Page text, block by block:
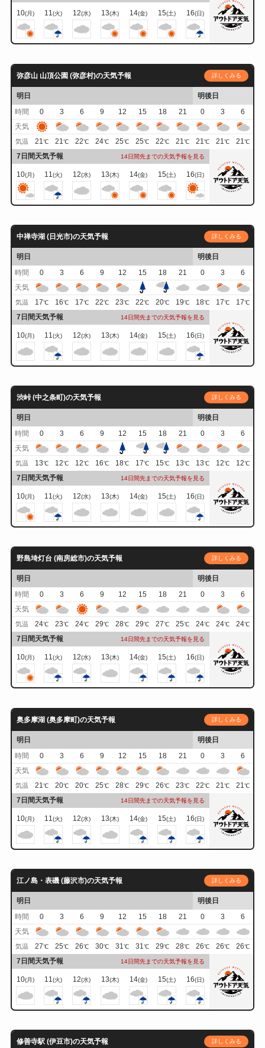
10(月) 11(火) 12(水) 13(木) 14(金) 15(土) 16(日)
弥彦山 山頂公園 (弥彦村)の天気予報 詳しくみる
明日
明後日
時間
0 3 6 9 12 15 18 21 0 3
6
天気
気温 21℃ 21℃ 22℃ 24℃ 25℃ 25℃ 22℃ 21℃ 21℃ 21℃ 21℃
7日間天気予報 14日間先までの天気予報を見る
10(月) 11(火) 12(水) 13(木) 14(金) 15(土) 16(日)
中禅寺湖 (日光市)の天気予報 詳しくみる
明日
明後日
時間
0 3 6 9 12 15 18 21 0 3
6
天気
気温 17℃ 16℃ 17℃ 22℃ 23℃ 22℃ 20℃ 19℃ 18℃ 17℃ 17℃
7日間天気予報 14日間先までの天気予報を見る
10(月) 11(火) 12(水) 13(木) 14(金) 15(土) 16(日)
渋峠 (中之条町)の天気予報 詳しくみる
明日
明後日
時間
0 3 6 9 12 15 18 21 0 3
6
天気
気温 13℃ 12℃ 12℃ 16℃ 18℃ 17℃ 15℃ 13℃ 13℃ 12℃ 12℃
7日間天気予報 14日間先までの天気予報を見る
10(月) 11(火) 12(水) 13(木) 14(金) 15(土) 16(日)
野島埼灯台 (南房総市)の天気予報 詳しくみる
明日
明後日
時間
0 3 6 9 12 15 18 21 0 3
6
天気
気温 24℃ 23℃ 24℃ 29℃ 28℃ 29℃ 27℃ 25℃ 24℃ 24℃ 24℃
7日間天気予報 14日間先までの天気予報を見る
10(月) 11(火) 12(水) 13(木) 14(金) 15(土) 16(日)
奥多摩湖 (奥多摩町)の天気予報 詳しくみる
明日
明後日
時間
0 3 6 9 12 15 18 21 0 3
6
天気
気温 21℃ 20℃ 20℃ 25℃ 28℃ 29℃ 26℃ 23℃ 22℃ 21℃ 21℃
7日間天気予報 14日間先までの天気予報を見る
10(月) 11(火) 12(水) 13(木) 14(金) 15(土) 16(日)
江ノ島・表磯 (藤沢市)の天気予報 詳しくみる
明日
明後日
時間
0 3 6 9 12 15 18 21 0 3
6
天気
気温 27℃ 25℃ 26℃ 30℃ 31℃ 31℃ 29℃ 28℃ 26℃ 26℃ 26℃
7日間天気予報 14日間先までの天気予報を見る
10(月) 11(火) 12(水) 13(木) 14(金) 15(土) 16(日)
修善寺駅 (伊豆市)の天気予報 詳しくみる